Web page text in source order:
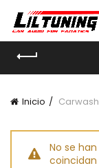
Inicio Carwash
No se